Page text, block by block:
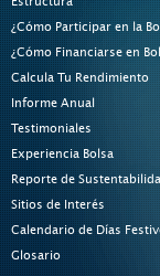
¿Cómo Participar en la
¿Cómo Financiarse en
Calcula Tu Rendimiento
Informe Anual
Testimoniales
Experiencia Bolsa
Reporte de
Sitios de Interés
Calendario de Días
Glosario